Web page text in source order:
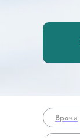
Врачи